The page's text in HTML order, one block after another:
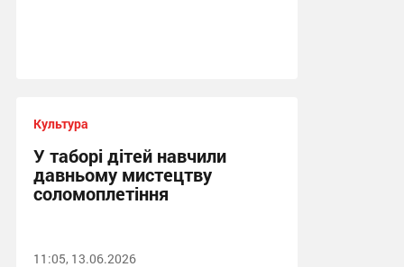
Культура
У таборі дітей навчили
давньому мистецтву
соломоплетіння
11:05, 13.06.2026